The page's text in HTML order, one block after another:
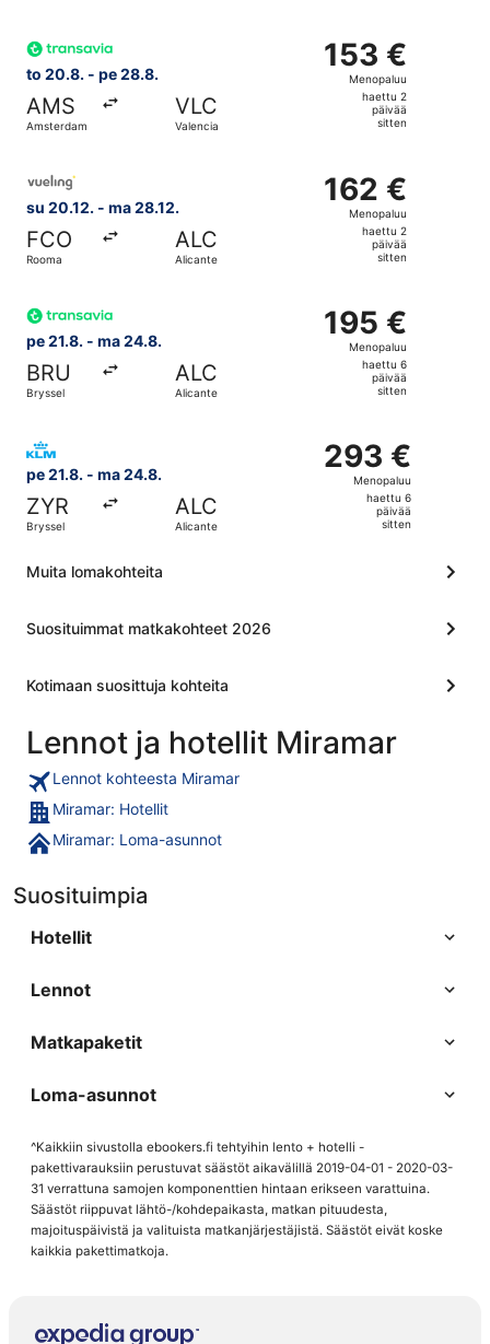
to 20.8. - pe 28.8.
AMS
Amsterdam
VLC
Valencia
153 €
Menopaluu,
haettu
153 €
Menopaluu
haettu 2
päivää
sitten
su 20.12. - ma 28.12.
FCO
Rooma
ALC
Alicante
162 €
Menopaluu,
haettu
162 €
Menopaluu
haettu 2
päivää
sitten
pe 21.8. - ma 24.8.
BRU
Bryssel
ALC
Alicante
195 €
Menopaluu,
haettu
195 €
Menopaluu
haettu 6
päivää
sitten
pe 21.8. - ma 24.8.
ZYR
Bryssel
ALC
Alicante
293 €
Menopaluu,
haettu
293 €
Menopaluu
haettu 6
päivää
sitten
Muita lomakohteita
Suosituimmat matkakohteet 2026
Kotimaan suosittuja kohteita
Lennot ja hotellit Miramar
Lennot kohteesta Miramar
Miramar: Hotellit
Miramar: Loma-asunnot
Suosituimpia
Hotellit
Lennot
Matkapaketit
Loma-asunnot
^Kaikkiin sivustolla ebookers.fi tehtyihin lento + hotelli -
pakettivarauksiin perustuvat säästöt aikavälillä 2019-04-01 - 2020-03-
31 verrattuna samojen komponenttien hintaan erikseen varattuina.
Säästöt riippuvat lähtö-/kohdepaikasta, matkan pituudesta,
majoituspäivistä ja valituista matkanjärjestäjistä. Säästöt eivät koske
kaikkia pakettimatkoja.